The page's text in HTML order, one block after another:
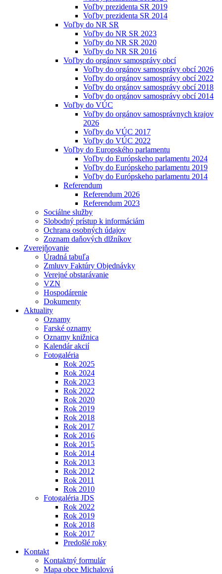
Voľby prezidenta SR 2019
Voľby prezidenta SR 2014
Voľby do NR SR
Voľby do NR SR 2023
Voľby do NR SR 2020
Voľby do NR SR 2016
Voľby do orgánov samosprávy obcí
Voľby do orgánov samosprávy obcí 2026
Voľby do orgánov samosprávy obcí 2022
Voľby do orgánov samosprávy obcí 2018
Voľby do orgánov samosprávy obcí 2014
Voľby do VÚC
Voľby do orgánov samosprávnych krajov
2026
Voľby do VÚC 2017
Voľby do VÚC 2022
Voľby do Europského parlamentu
Voľby do Európskeho parlamentu 2024
Voľby do Európskeho parlamentu 2019
Voľby do Európskeho parlamentu 2014
Referendum
Referendum 2026
Referendum 2023
Sociálne služby
Slobodný prístup k informáciám
Ochrana osobných údajov
Zoznam daňových dlžníkov
Zverejňovanie
Úradná tabuľa
Zmluvy Faktúry Objednávky
Verejné obstarávanie
VZN
Hospodárenie
Dokumenty
Aktuality
Oznamy
Farské oznamy
Oznamy knižnica
Kalendár akcií
Fotogaléria
Rok 2025
Rok 2024
Rok 2023
Rok 2022
Rok 2020
Rok 2019
Rok 2018
Rok 2017
Rok 2016
Rok 2015
Rok 2014
Rok 2013
Rok 2012
Rok 2011
Rok 2010
Fotogaléria JDS
Rok 2022
Rok 2019
Rok 2018
Rok 2017
Predošlé roky
Kontakt
Kontaktný formulár
Mapa obce Michalová